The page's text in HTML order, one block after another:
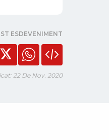
ESDEVENIMENT
22 De Nov. 2020